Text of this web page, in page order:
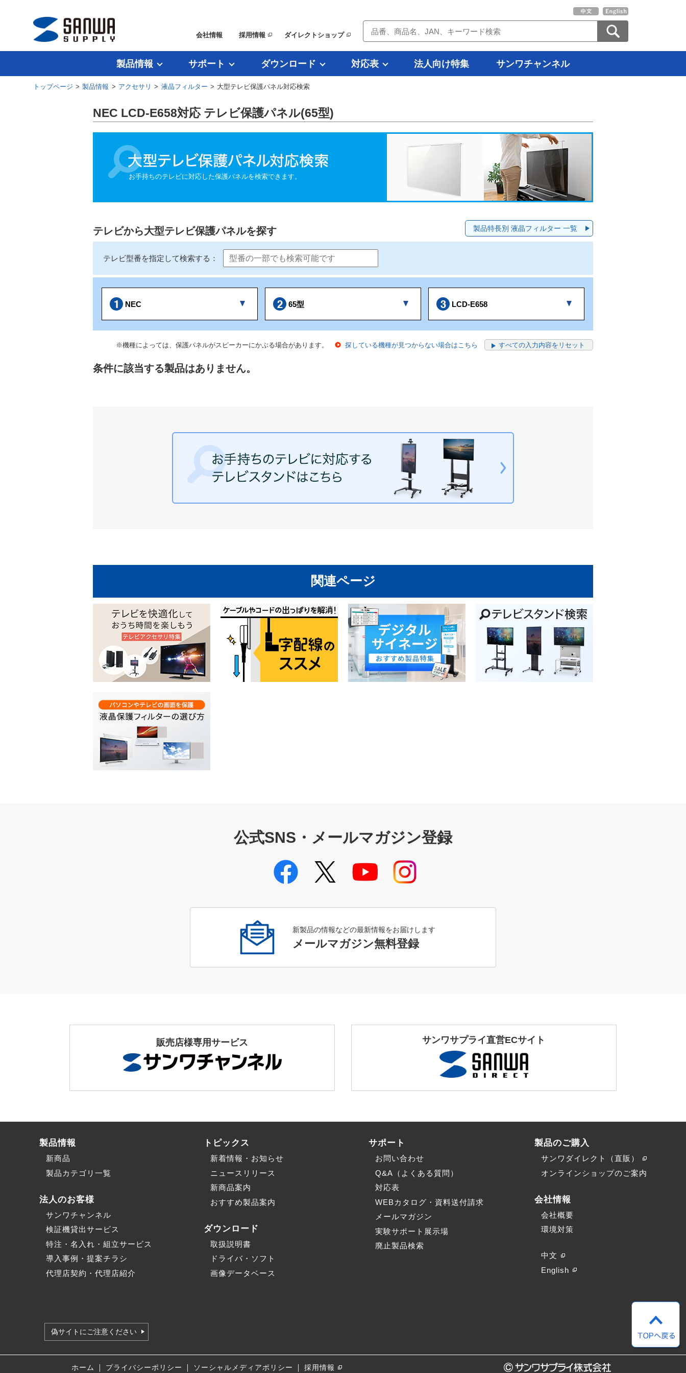
会社情報 採用情報 ダイレクトショップ
製品情報 サポート ダウンロード 対応表 法人向け特集 サンワチャンネル
トップページ >製品情報 > アクセサリ > 液晶フィルター > 大型テレビ保護パネル対応検索
NEC LCD-E658対応 テレビ保護パネル(65型)
お手持ちのテレビに対応した保護パネルを検索できます。
テレビから大型テレビ保護パネルを探す 製品特長別 液晶フィルター 一覧
テレビ型番を指定して検索する：
NEC 65型 LCD-E658
※機種によっては、保護パネルがスピーカーにかぶる場合があります。 探している機種が見つからない場合はこちら すべての入力内容をリセット
条件に該当する製品はありません。
関連ページ
公式SNS・メールマガジン登録
新製品の情報などの最新情報をお届けします
メールマガジン無料登録
販売店様専用サービス サンワサプライ直営ECサイト
製品情報
新商品
製品カテゴリ一覧
法人のお客様
サンワチャンネル
検証機貸出サービス
特注・名入れ・組立サービス
導入事例・提案チラシ
代理店契約・代理店紹介
トピックス
新着情報・お知らせ
ニュースリリース
新商品案内
おすすめ製品案内
ダウンロード
取扱説明書
ドライバ・ソフト
画像データベース
サポート
お問い合わせ
Q&A（よくある質問）
対応表
WEBカタログ・資料送付請求
メールマガジン
実験サポート展示場
廃止製品検索
製品のご購入
サンワダイレクト（直販）
オンラインショップのご案内
会社情報
会社概要
環境対策
中文
English
偽サイトにご注意ください
ホーム ｜ プライバシーポリシー ｜ ソーシャルメディアポリシー ｜ 採用情報